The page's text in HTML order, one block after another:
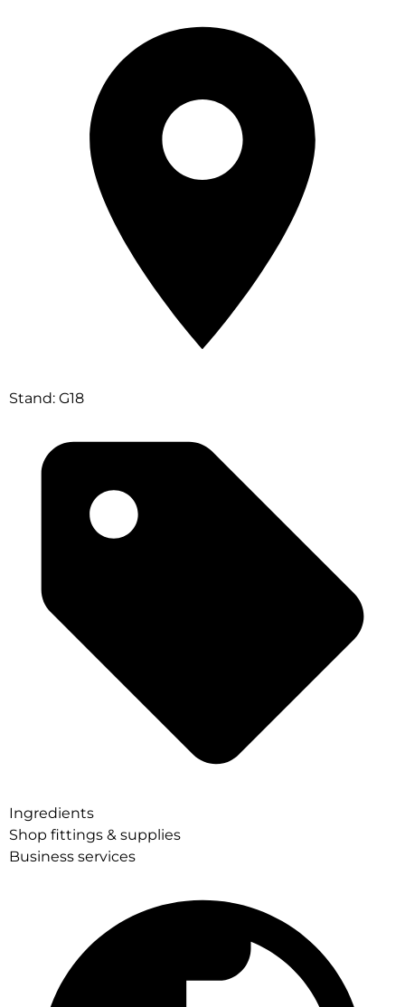
Stand: G18
Ingredients
Shop fittings & supplies
Business services